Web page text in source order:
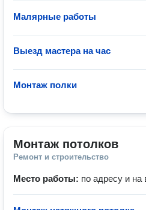
Малярные работы
Выезд мастера на час
Монтаж полки
Монтаж потолков
Ремонт и строительство
Место работы: по адресу и на